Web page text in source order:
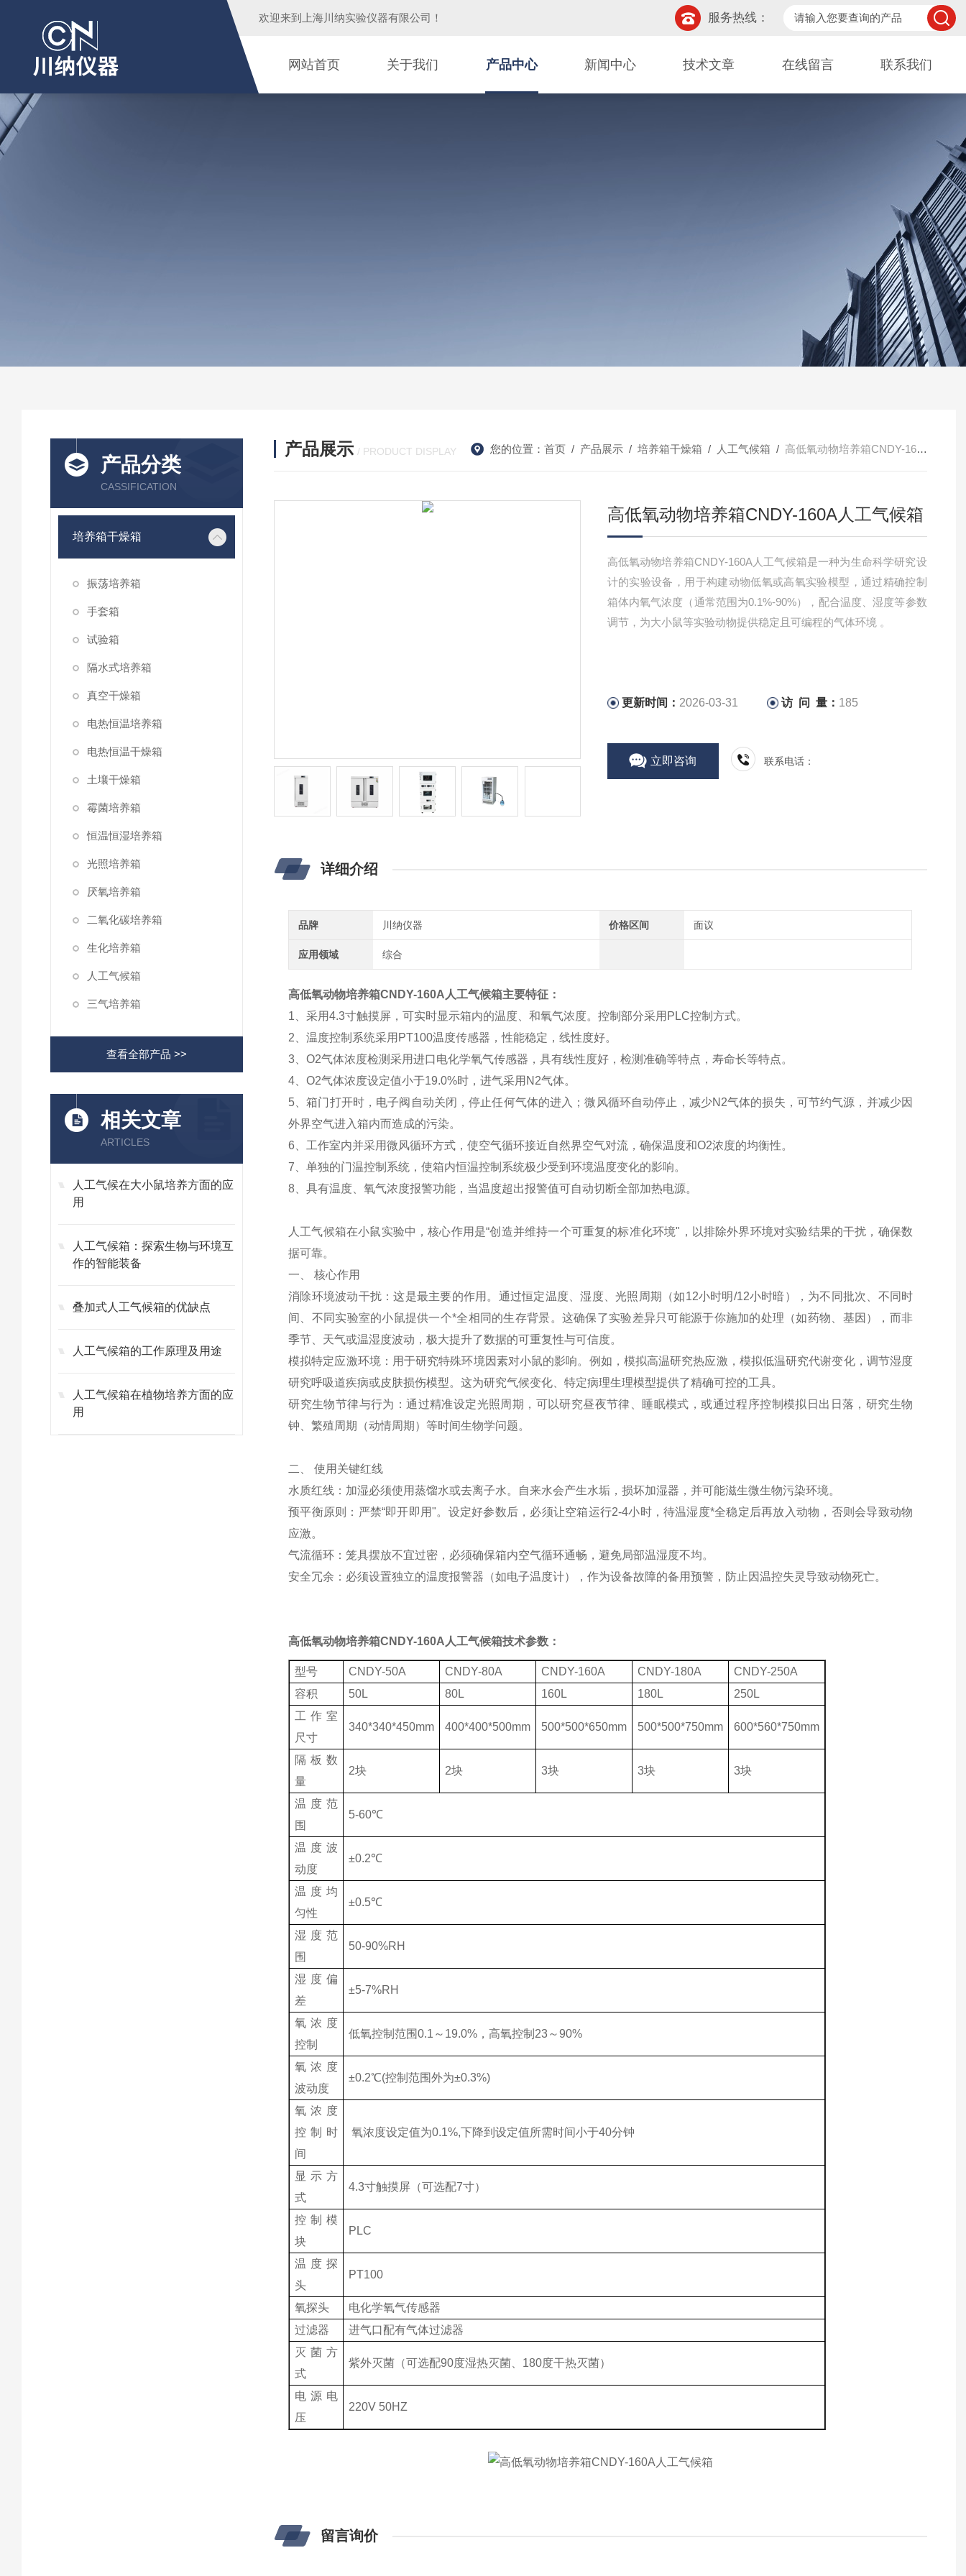
欢迎来到 上海川纳实验仪器有限公司 ！ 服务热线：
网站首页 关于我们 产品中心 新闻中心 技术文章 在线留言 联系我们
产品分类
CASSIFICATION
培养箱干燥箱
振荡培养箱
手套箱
试验箱
隔水式培养箱
真空干燥箱
电热恒温培养箱
电热恒温干燥箱
土壤干燥箱
霉菌培养箱
恒温恒湿培养箱
光照培养箱
厌氧培养箱
二氧化碳培养箱
生化培养箱
人工气候箱
三气培养箱
查看全部产品 >>
相关文章
ARTICLES
人工气候在大小鼠培养方面的应
用
人工气候箱：探索生物与环境互
作的智能装备
叠加式人工气候箱的优缺点
人工气候箱的工作原理及用途
人工气候箱在植物培养方面的应
用
产品展示 / PRODUCT DISPLAY 您的位置： 首页/ 产品展示/ 培养箱干燥箱 / 人工气候箱 / 高低氧动物培养箱CNDY-160A人工气候箱
高低氧动物培养箱CNDY-160A人工气候箱
高低氧动物培养箱CNDY-160A人工气候箱是一种为生命科学研究设
计的实验设备，用于构建动物低氧或高氧实验模型，通过精确控制
箱体内氧气浓度（通常范围为0.1%-90%），配合温度、湿度等参数
调节，为大小鼠等实验动物提供稳定且可编程的气体环境 。
更新时间： 2026-03-31 访 问 量： 185
立即咨询 联系电话：
详细介绍
品牌 川纳仪器 价格区间 面议
应用领域 综合
高低氧动物培养箱CNDY-160A人工气候箱主要特征：
1、采用4.3寸触摸屏，可实时显示箱内的温度、和氧气浓度。控制部分采用PLC控制方式。
2、温度控制系统采用PT100温度传感器，性能稳定，线性度好。
3、O2气体浓度检测采用进口电化学氧气传感器，具有线性度好，检测准确等特点，寿命长等特点。
4、O2气体浓度设定值小于19.0%时，进气采用N2气体。
5、箱门打开时，电子阀自动关闭，停止任何气体的进入；微风循环自动停止，减少N2气体的损失，可节约气源，并减少因
外界空气进入箱内而造成的污染。
6、工作室内并采用微风循环方式，使空气循环接近自然界空气对流，确保温度和O2浓度的均衡性。
7、单独的门温控制系统，使箱内恒温控制系统极少受到环境温度变化的影响。
8、具有温度、氧气浓度报警功能，当温度超出报警值可自动切断全部加热电源。
人工气候箱在小鼠实验中，核心作用是“创造并维持一个可重复的标准化环境"，以排除外界环境对实验结果的干扰，确保数
据可靠。
一、 核心作用
消除环境波动干扰：这是最主要的作用。通过恒定温度、湿度、光照周期（如12小时明/12小时暗），为不同批次、不同时
间、不同实验室的小鼠提供一个*全相同的生存背景。这确保了实验差异只可能源于你施加的处理（如药物、基因），而非
季节、天气或温湿度波动，极大提升了数据的可重复性与可信度。
模拟特定应激环境：用于研究特殊环境因素对小鼠的影响。例如，模拟高温研究热应激，模拟低温研究代谢变化，调节湿度
研究呼吸道疾病或皮肤损伤模型。这为研究气候变化、特定病理生理模型提供了精确可控的工具。
研究生物节律与行为：通过精准设定光照周期，可以研究昼夜节律、睡眠模式，或通过程序控制模拟日出日落，研究生物
钟、繁殖周期（动情周期）等时间生物学问题。
二、 使用关键红线
水质红线：加湿必须使用蒸馏水或去离子水。自来水会产生水垢，损坏加湿器，并可能滋生微生物污染环境。
预平衡原则：严禁“即开即用"。设定好参数后，必须让空箱运行2-4小时，待温湿度*全稳定后再放入动物，否则会导致动物
应激。
气流循环：笼具摆放不宜过密，必须确保箱内空气循环通畅，避免局部温湿度不均。
安全冗余：必须设置独立的温度报警器（如电子温度计），作为设备故障的备用预警，防止因温控失灵导致动物死亡。
高低氧动物培养箱CNDY-160A人工气候箱技术参数：
型号 CNDY-50A CNDY-80A CNDY-160A CNDY-180A
CNDY-250A
容积
50L 80L 160L 180L
250L
工作室
尺寸
340*340*450mm 400*400*500mm 500*500*650mm 500*500*750mm 600*560*750mm
隔板数
量
2块 2块 3块 3块 3块
温度范
围
5-60℃
温度波
动度
±0.2℃
温度均
匀性
±0.5℃
湿度范
围
50-90%RH
湿度偏
差
±5-7%RH
氧浓度
控制
低氧控制范围0.1～19.0%，高氧控制23～90%
氧浓度
波动度
±0.2℃(控制范围外为±0.3%)
氧浓度
控制时
间
氧浓度设定值为0.1%,下降到设定值所需时间小于40分钟
显示方
式
4.3寸触摸屏（可选配7寸）
控制模
块
PLC
温度探
头
PT100
氧探头
电化学氧气传感器
过滤器
进气口配有气体过滤器
灭菌方
式
紫外灭菌（可选配90度湿热灭菌、180度干热灭菌）
电源电
压
220V 50HZ
留言询价